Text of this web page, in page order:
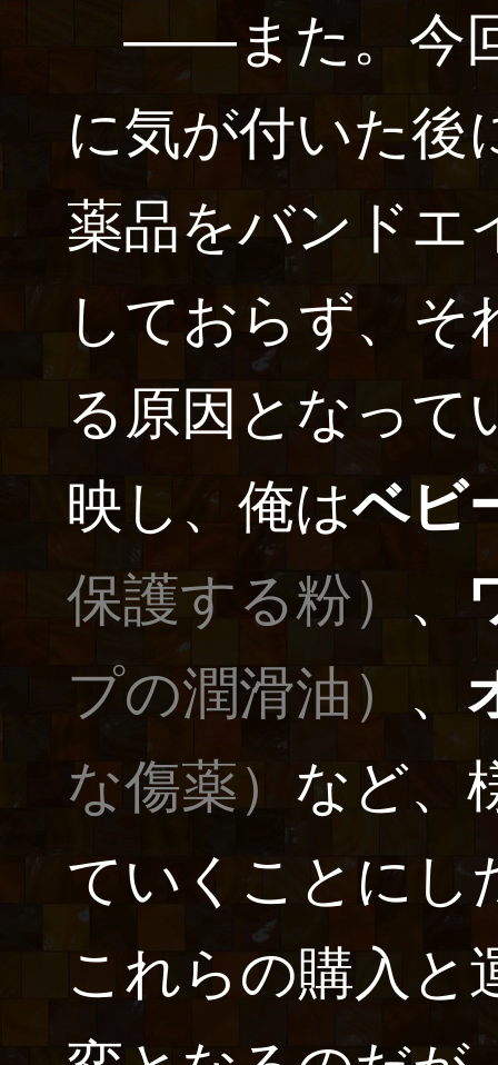
――また。今
に気が付いた後
薬品をバンドエ
しておらず、そ
る原因となって
映し、俺はベビ
保護する粉） 、
プの潤滑油） 、
な傷薬） など、
ていくことにし
これらの購入と